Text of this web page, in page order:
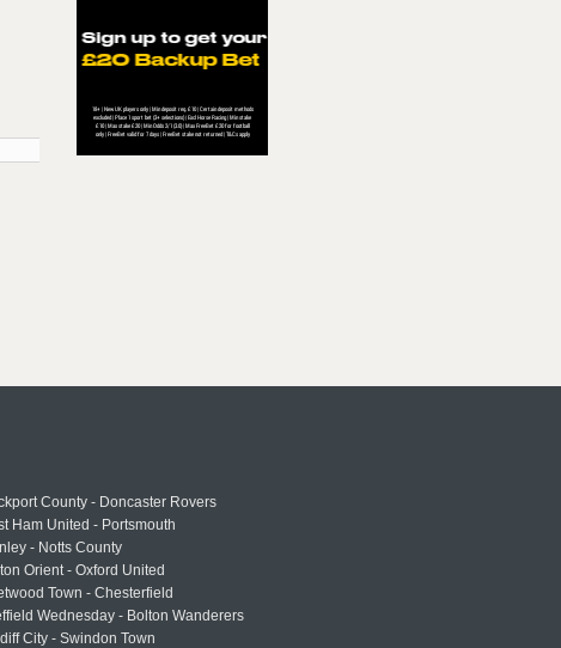
County - Doncaster Rovers
Ham United - Portsmouth
- Notts County
Orient - Oxford United
Town - Chesterfield
Wednesday - Bolton Wanderers
City - Swindon Town